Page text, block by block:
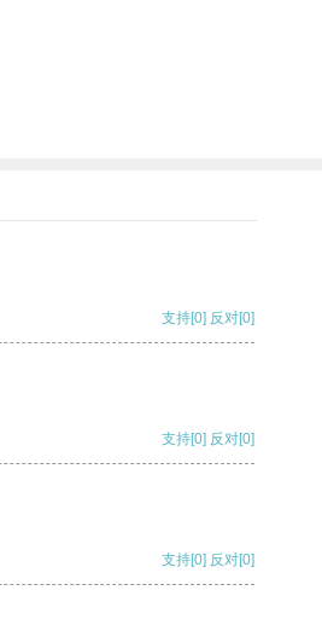
支持[0] 反对[0]
支持[0] 反对[0]
支持[0] 反对[0]